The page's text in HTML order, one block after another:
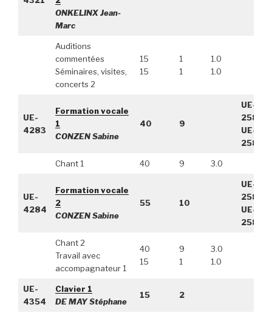
ONKELINX Jean-
Marc
Auditions
commentées
Séminaires, visites,
concerts 2
15
15
1
1
1.0
1.0
UE-
4283
Formation vocale
1
CONZEN Sabine
40 9
UE-
2586,
UE-
2588
Chant 1 40 9 3.0
UE-
4284
Formation vocale
2
CONZEN Sabine
55 10
UE-
2586,
UE-
2588
Chant 2
Travail avec
accompagnateur 1
40
15
9
1
3.0
1.0
UE-
4354
Clavier 1
DE MAY Stéphane
15 2